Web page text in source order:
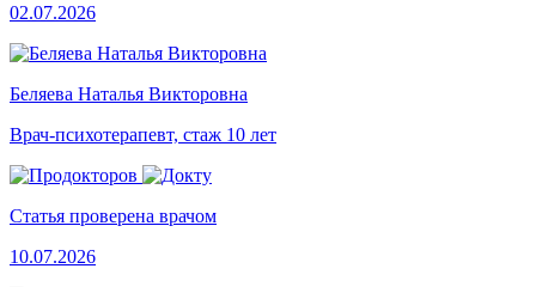
02.07.2026
Беляева Наталья Викторовна
Врач-психотерапевт, стаж 10 лет
Статья проверена врачом
10.07.2026